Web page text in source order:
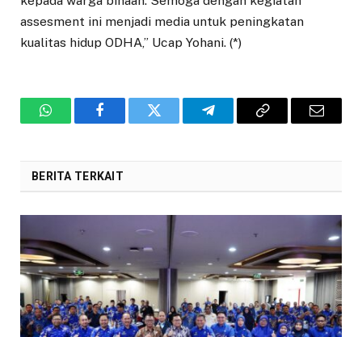
assesment ini menjadi media untuk peningkatan
kualitas hidup ODHA,” Ucap Yohani. (*)
WhatsAppFacebookTwitter TelegramCopy
Email
BERITA TERKAIT